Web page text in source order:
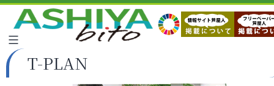
T-PLAN